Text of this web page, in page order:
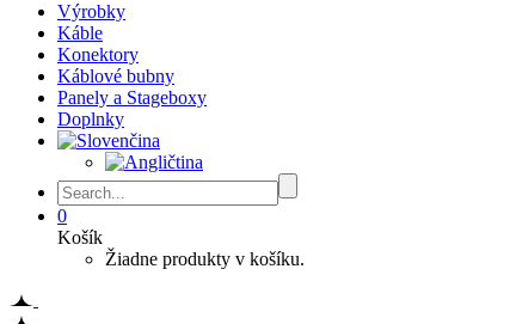
Výrobky
Káble
Konektory
Káblové bubny
Panely a Stageboxy
Doplnky
0
Košík
Žiadne produkty v košíku.